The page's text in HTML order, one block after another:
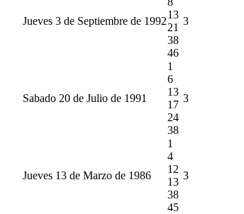
Jueves 3 de Septiembre de 1992
13
21
38
46
3
Sabado 20 de Julio de 1991
1
6
13
17
24
38
3
Jueves 13 de Marzo de 1986
1
4
12
13
38
45
3